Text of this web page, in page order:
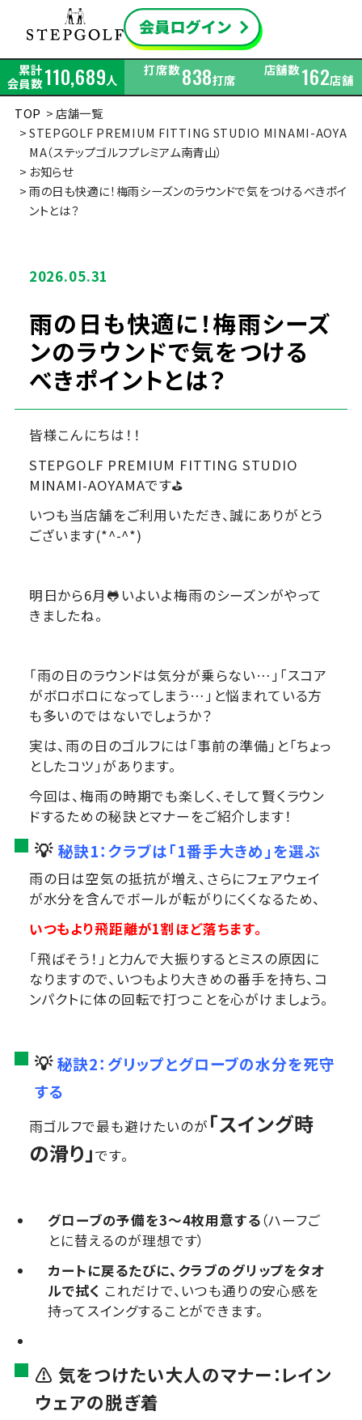
累計
会員数110,689人
打席数838打席
店舗数162店舗
TOP
店舗一覧
STEPGOLF PREMIUM FITTING STUDIO MINAMI-AOYA
MA（ステップゴルフプレミアム南青山）
お知らせ
雨の日も快適に！梅雨シーズンのラウンドで気をつけるべきポイ
ントとは？
2026.05.31
雨の日も快適に！梅雨シーズ
ンのラウンドで気をつける
べきポイントとは？
皆様こんにちは！！
STEPGOLF PREMIUM FITTING STUDIO
MINAMI-AOYAMAです⛳
いつも当店舗をご利用いただき、誠にありがとう
ございます(*^-^*)
明日から6月🐸いよいよ梅雨のシーズンがやって
きましたね。
「雨の日のラウンドは気分が乗らない…」「スコア
がボロボロになってしまう…」と悩まれている方
も多いのではないでしょうか？
実は、雨の日のゴルフには「事前の準備」と「ちょっ
としたコツ」があります。
今回は、梅雨の時期でも楽しく、そして賢くラウン
ドするための秘訣とマナーをご紹介します！
💡 秘訣1：クラブは「1番手大きめ」を選ぶ
雨の日は空気の抵抗が増え、さらにフェアウェイ
が水分を含んでボールが転がりにくくなるため、
いつもより飛距離が1割ほど落ちます。
「飛ばそう！」と力んで大振りするとミスの原因に
なりますので、いつもより大きめの番手を持ち、コ
ンパクトに体の回転で打つことを心がけましょう。
💡秘訣2：グリップとグローブの水分を死守
する
雨ゴルフで最も避けたいのが 「スイング時
の滑り」です。
グローブの予備を3〜4枚用意する（ハーフご
とに替えるのが理想です）
カートに戻るたびに、クラブのグリップをタオ
ルで拭く これだけで、いつも通りの安心感を
持ってスイングすることができます。
⚠️ 気をつけたい大人のマナー：レイン
ウェアの脱ぎ着